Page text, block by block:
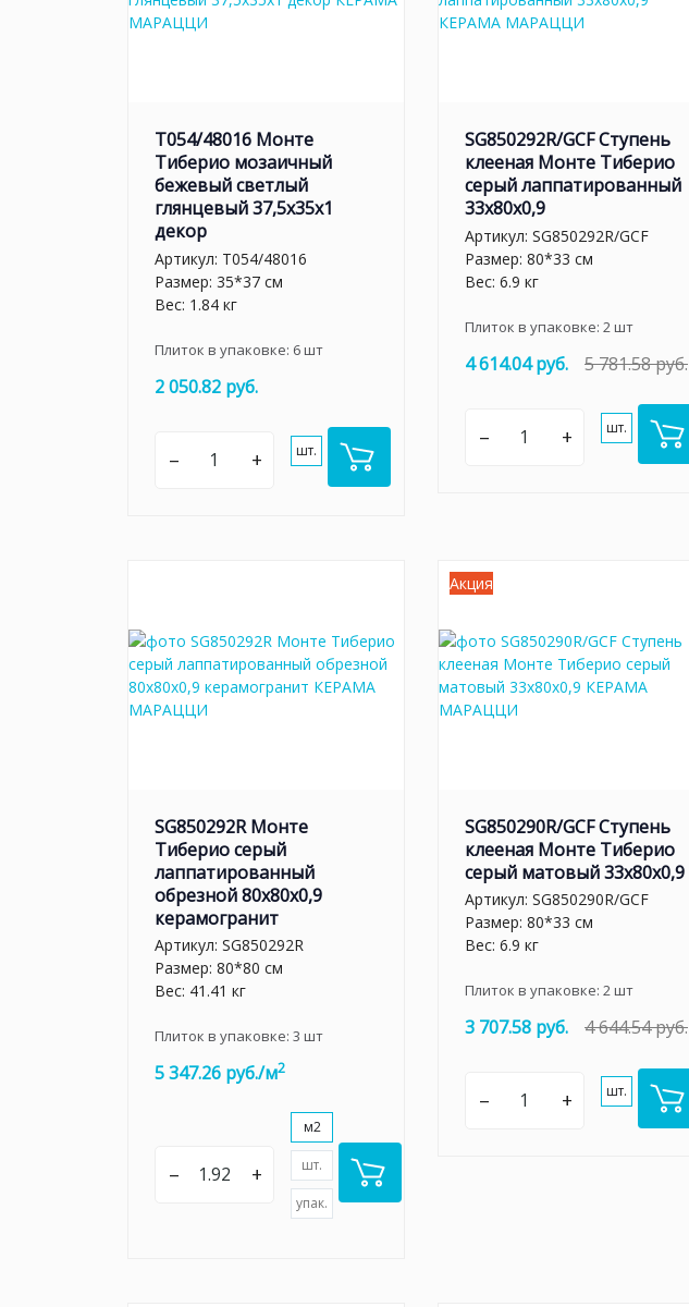
T054/48016 Монте
Тиберио мозаичный
бежевый светлый
глянцевый 37,5x35x1
декор
Артикул: T054/48016
Размер: 35*37 см
Вес: 1.84 кг
Плиток в упаковке: 6шт
2 050.82 руб.
– + шт.
SG850292R/GCF Ступень
клееная Монте Тиберио
серый лаппатированный
33x80x0,9
Артикул: SG850292R/GCF
Размер: 80*33 см
Вес: 6.9 кг
Плиток в упаковке: 2 шт
4 614.04 руб. 5 781.58 руб.
– + шт.
SG850292R Монте
Тиберио серый
лаппатированный
обрезной 80x80x0,9
керамогранит
Артикул: SG850292R
Размер: 80*80 см
Вес: 41.41 кг
Плиток в упаковке: 3 шт
5 347.26 руб./м2
– +
м2
шт.
упак.
Акция
SG850290R/GCF Ступень
клееная Монте Тиберио
серый матовый 33x80x0,9
Артикул: SG850290R/GCF
Размер: 80*33 см
Вес: 6.9 кг
Плиток в упаковке: 2шт
3 707.58 руб. 4 644.54 руб.
– + шт.